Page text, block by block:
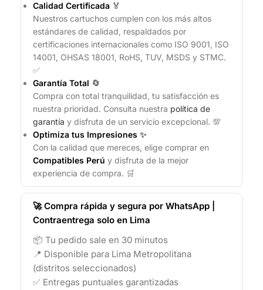
Calidad Certificada 🏅
Nuestros cartuchos cumplen con los más altos
estándares de calidad, respaldados por
certificaciones internacionales como ISO 9001, ISO
14001, OHSAS 18001, RoHS, TUV, MSDS y STMC.
✅
Garantía Total 🔄
Compra con total tranquilidad, tu satisfacción es
nuestra prioridad. Consulta nuestra política de
garantía y disfruta de un servicio excepcional. 💯
Optimiza tus Impresiones ✨
Con la calidad que mereces, elige comprar en
Compatibles Perú y disfruta de la mejor
experiencia de compra. 🛒
🚀 Compra rápida y segura por WhatsApp |
Contraentrega solo en Lima
📦 Tu pedido sale en 30 minutos
📍 Disponible para Lima Metropolitana
(distritos seleccionados)
✅ Entregas puntuales garantizadas